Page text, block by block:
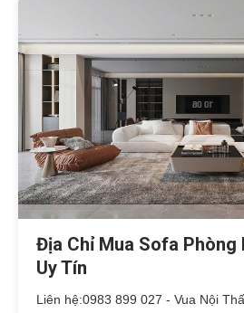
Địa Chỉ Mua Sofa Phòng
Uy Tín
Liên hệ:0983 899 027 - Vua Nội